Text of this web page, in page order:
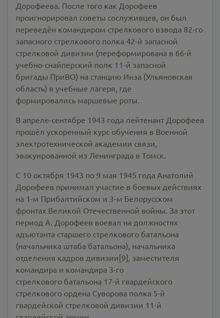
Дорофеева. После того как Дорофеев
проигнорировал советы сослуживцев, он был
переведён командиром стрелкового взвода 82-го
запасного стрелкового полка 42-й запасной
стрелковой дивизии (переформирована в 66-й
учебно-снайперский полк 11-й запасной
бригады ПриВО) на станцию Инза (Ульяновская
область) в учебные лагеря, где
формировались маршевые роты.
В апреле-сентябре 1943 года лейтенант Дорофеев
прошёл ускоренный курс обучения в Военной
электротехнической академии связи,
эвакуированной из Ленинграда в Томск.
С 10 октября 1943 по 9 мая 1945 года Анатолий
Дорофеев принимал участие в боевых действиях
на 1-м Прибалтийском и 3-м Белорусском
фронтах Великой Отечественной войны. За этот
период А. Дорофеев воевал на должностях
адъютанта старшего стрелкового батальона
(начальника штаба батальона), начальника
отделения кадров дивизии[9], заместителя
командира и командира 3-го
стрелкового батальона 17-й гвардейского
стрелкового ордена Суворова полка 5-й
гвардейской стрелковой дивизии 11-й